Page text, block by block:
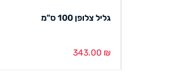
גליל צלופן 100 ס"מ
343.00 ₪